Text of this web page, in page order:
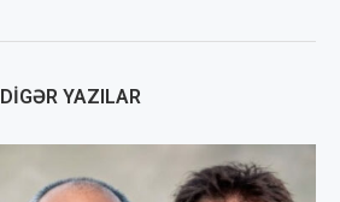
DIGƏR YAZILAR